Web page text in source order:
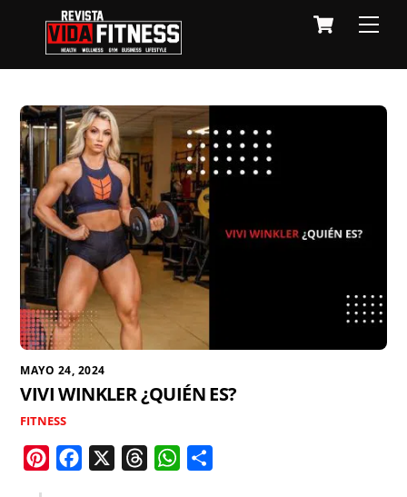
content
Cart
MAYO 24, 2024
VIVI WINKLER ¿QUIÉN ES?
FITNESS
W